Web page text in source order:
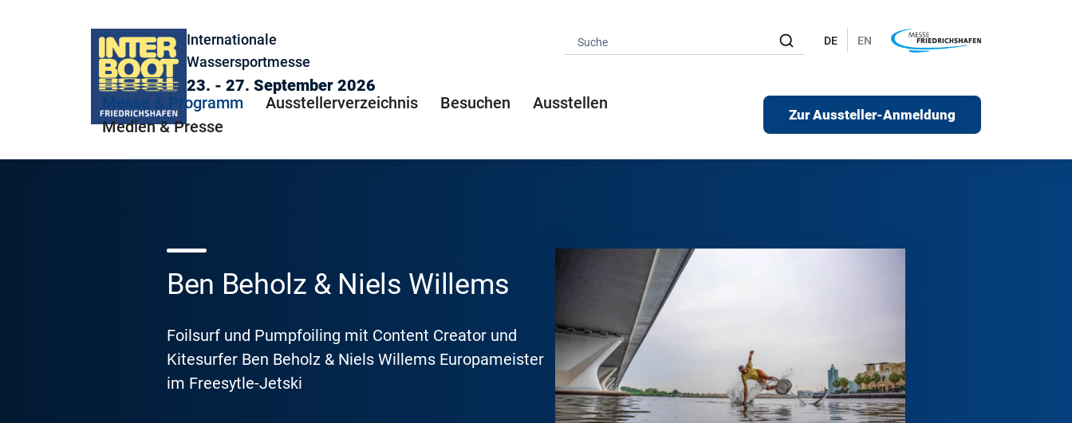
Internationale
Wassersportmesse
23. - 27. September 2026
DE EN
Messe & Programm Ausstellerverzeichnis Besuchen
Ausstellen
Medien & Presse
Zur Aussteller-Anmeldung
Ben Beholz & Niels Willems
Foilsurf und Pumpfoiling mit Content Creator und
Kitesurfer Ben Beholz & Niels Willems Europameister
im Freesytle-Jetski